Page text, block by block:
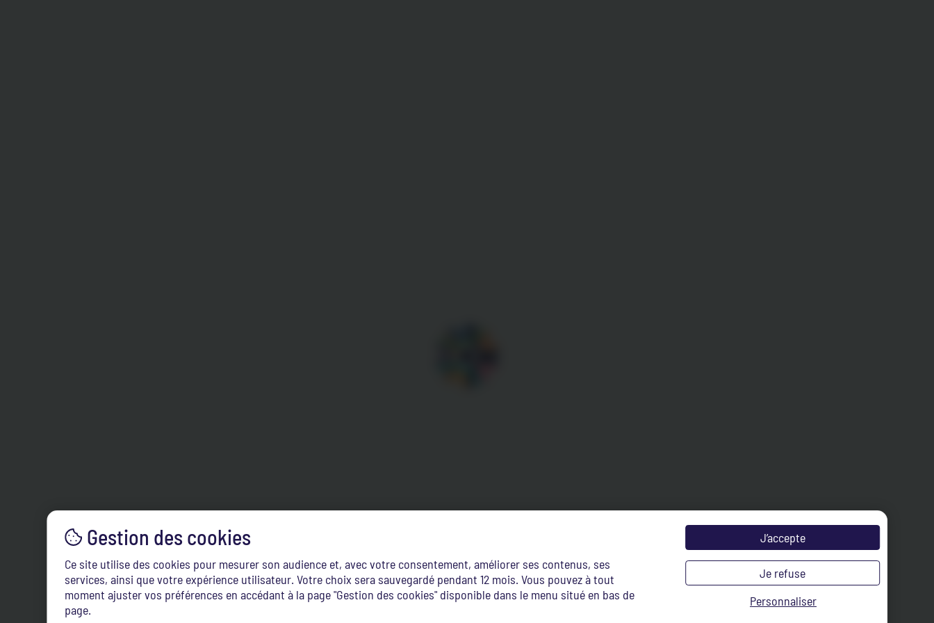
Ce site utilise des cookies pour mesurer son audience et, avec votre consentement, améliorer ses contenus, ses
services, ainsi que votre expérience utilisateur. Votre choix sera sauvegardé pendant 12 mois. Vous pouvez à tout
moment ajuster vos préférences en accédant à la page "Gestion des cookies" disponible dans le menu situé en bas de
page.
J’accepte
Je refuse
Personnaliser